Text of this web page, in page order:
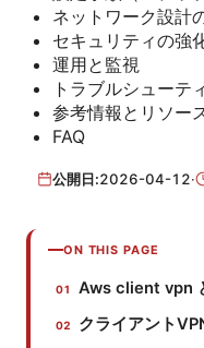
ネットワーク設計
セキュリティの強
運用と監視
トラブルシューテ
参考情報とリソー
FAQ
公開日:2026-04-12·
ON THIS PAGE
Aws client vpn
クライアント